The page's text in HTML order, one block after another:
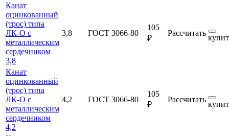
Канат
оцинкованный
(трос) типа
ЛК-О с
металлическим
сердечником
3,8
3,8 ГОСТ 3066-80
105
₽
Рассчитать
Канат
оцинкованный
(трос) типа
ЛК-О с
металлическим
сердечником
4,2
4,2 ГОСТ 3066-80
105
₽
Рассчитать